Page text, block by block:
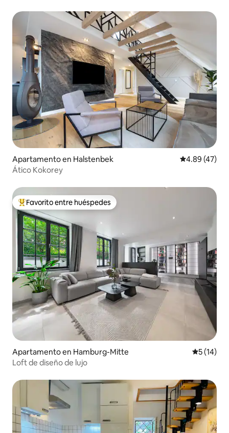
Apartamento en Halstenbek Calificación
4.89 (47)
Ático Kokorey
Favorito entre huéspedes preferido
Favorito entre huéspedes
Apartamento en Hamburg-Mitte
5 (14)
Loft de diseño de lujo